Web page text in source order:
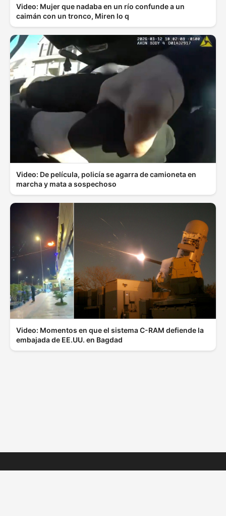
Video: Mujer que nadaba en un río confunde a un
caimán con un tronco, Miren lo q
Video: De película, policía se agarra de camioneta en
marcha y mata a sospechoso
Video: Momentos en que el sistema C-RAM defiende la
embajada de EE.UU. en Bagdad
© 2025 ElBoletinPR.com - Todos los derechos